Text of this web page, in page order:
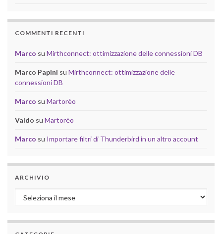
COMMENTI RECENTI
Marco su Mirthconnect: ottimizzazione delle connessioni DB
Marco Papini su Mirthconnect: ottimizzazione delle
connessioni DB
Marco su Martorèo
Valdo su Martorèo
Marco su Importare filtri di Thunderbird in un altro account
ARCHIVIO
Archivio